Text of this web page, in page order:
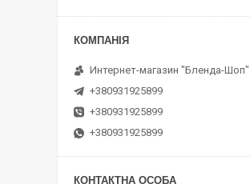
Интернет-магазин "Бленда-Шоп"
+380931925899
+380931925899
+380931925899